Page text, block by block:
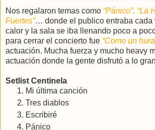
Nos regalaron temas como “Pánico”, “La
Fuertes”… donde el publico entraba cada
calor y la sala se iba llenando poco a
para cerrar el concierto fue “Como un
actuación. Mucha fuerza y mucho heavy
actuación donde la gente disfrutó a lo
Setlist Centinela
Mi última canción
Tres diablos
Escribiré
Pánico